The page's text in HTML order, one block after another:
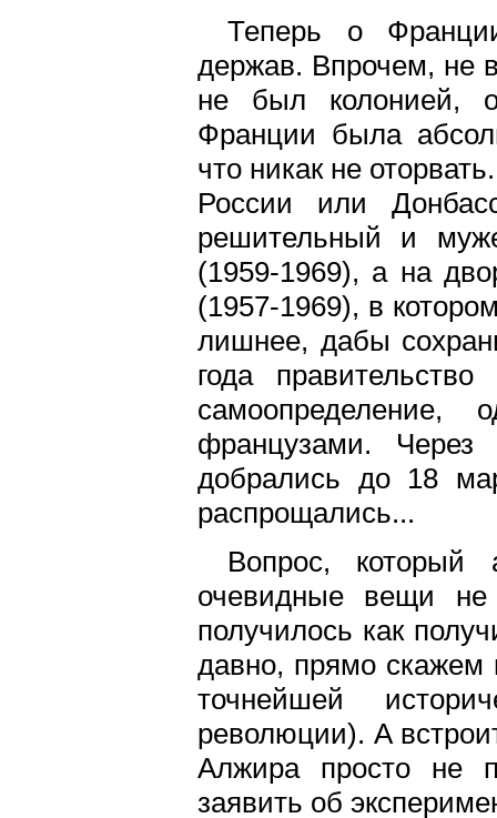
Теперь о
держав. Впрочем, не
не был колонией,
Франции была
что никак не
России или
решительный и
(1959-1969), а на
(1957-1969), в
лишнее, дабы
года
французами.
добрались до 18
распрощались...
Вопрос, который
очевидные вещи
получилось как
давно, прямо скажем
точнейшей
революции). А
Алжира просто не
заявить об